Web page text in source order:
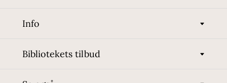
Info
Bibliotekets tilbud